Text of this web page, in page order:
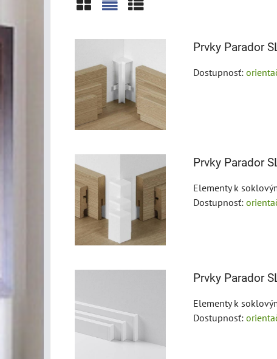
Prvky Parador
Dostupnosť:
Prvky Parador
Elementy k
Dostupnosť:
Prvky Parador
Elementy k
Dostupnosť: